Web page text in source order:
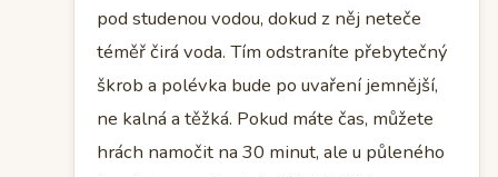
pod studenou vodou, dokud z něj neteče
téměř čirá voda. Tím odstraníte přebytečný
škrob a polévka bude po uvaření jemnější,
ne kalná a těžká. Pokud máte čas, můžete
hrách namočit na 30 minut, ale u půleného